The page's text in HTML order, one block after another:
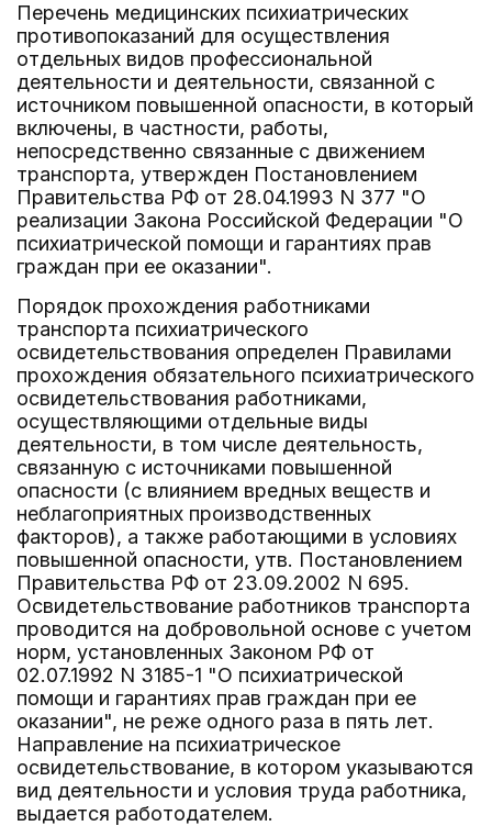
Перечень медицинских психиатрических
противопоказаний для осуществления
отдельных видов профессиональной
деятельности и деятельности, связанной с
источником повышенной опасности, в который
включены, в частности, работы,
непосредственно связанные с движением
транспорта, утвержден Постановлением
Правительства РФ от 28.04.1993 N 377 "О
реализации Закона Российской Федерации "О
психиатрической помощи и гарантиях прав
граждан при ее оказании".
Порядок прохождения работниками
транспорта психиатрического
освидетельствования определен Правилами
прохождения обязательного психиатрического
освидетельствования работниками,
осуществляющими отдельные виды
деятельности, в том числе деятельность,
связанную с источниками повышенной
опасности (с влиянием вредных веществ и
неблагоприятных производственных
факторов), а также работающими в условиях
повышенной опасности, утв. Постановлением
Правительства РФ от 23.09.2002 N 695.
Освидетельствование работников транспорта
проводится на добровольной основе с учетом
норм, установленных Законом РФ от
02.07.1992 N 3185-1 "О психиатрической
помощи и гарантиях прав граждан при ее
оказании", не реже одного раза в пять лет.
Направление на психиатрическое
освидетельствование, в котором указываются
вид деятельности и условия труда работника,
выдается работодателем.